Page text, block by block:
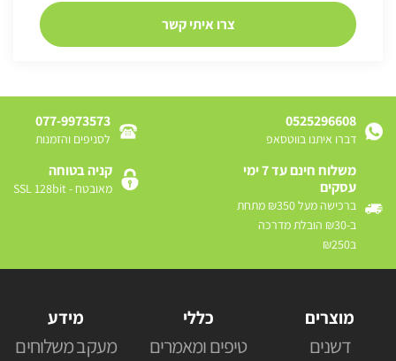
0525296608
דברו איתנו בווטסאפ
077-9973573
לסניפים והזמנות
משלוח חינם עד 7 ימי
עסקים
ברכישה מעל ₪350 מתחת
ב-₪30 הובלת מדרכה
ב₪250
קניה בטוחה
מאובטח - SSL 128bit
מוצרים
דשנים
כללי
טיפים ומאמרים
מידע
מעקב משלוחים